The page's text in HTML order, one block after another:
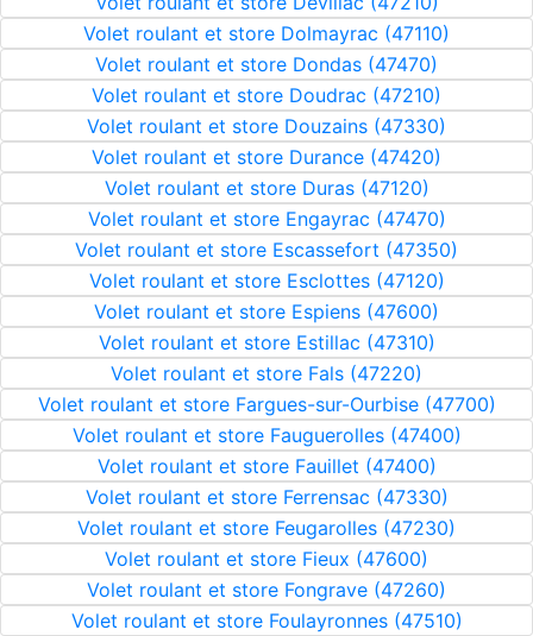
Volet roulant et store Dolmayrac (47110)
Volet roulant et store Dondas (47470)
Volet roulant et store Doudrac (47210)
Volet roulant et store Douzains (47330)
Volet roulant et store Durance (47420)
Volet roulant et store Duras (47120)
Volet roulant et store Engayrac (47470)
Volet roulant et store Escassefort (47350)
Volet roulant et store Esclottes (47120)
Volet roulant et store Espiens (47600)
Volet roulant et store Estillac (47310)
Volet roulant et store Fals (47220)
Volet roulant et store Fargues-sur-Ourbise (47700)
Volet roulant et store Fauguerolles (47400)
Volet roulant et store Fauillet (47400)
Volet roulant et store Ferrensac (47330)
Volet roulant et store Feugarolles (47230)
Volet roulant et store Fieux (47600)
Volet roulant et store Fongrave (47260)
Volet roulant et store Foulayronnes (47510)